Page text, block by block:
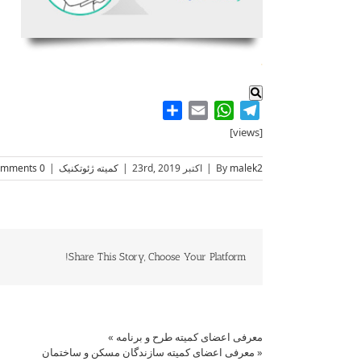
.
Telegram
WhatsApp
Email
[views]
By malek2 اکتبر 23rd, 2019 کمیته ژئوتکنیک 0 Comments
Share This Story, Choose Your Platform!
معرفی اعضای کمیته طرح و برنامه »
« معرفی اعضای کمیته سازندگان مسکن و ساختمان